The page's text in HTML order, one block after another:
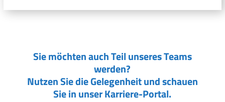
Sie möchten auch Teil unseres Teams
werden?
Nutzen Sie die Gelegenheit und schauen
Sie in unser Karriere-Portal.